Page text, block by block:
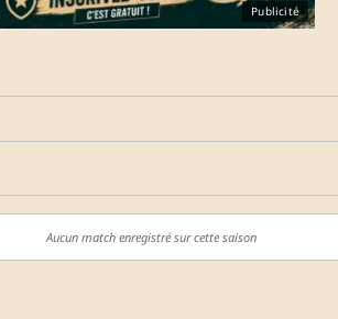
Publicité
Aucun match enregistré sur cette saison